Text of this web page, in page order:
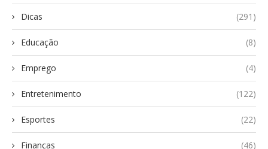
Dicas (291)
Educação (8)
Emprego (4)
Entretenimento (122)
Esportes (22)
Finanças (46)